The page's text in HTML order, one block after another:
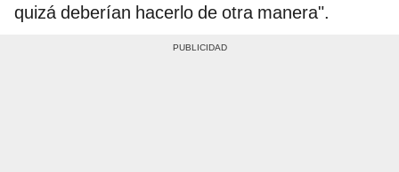
quizá deberían hacerlo de otra manera".